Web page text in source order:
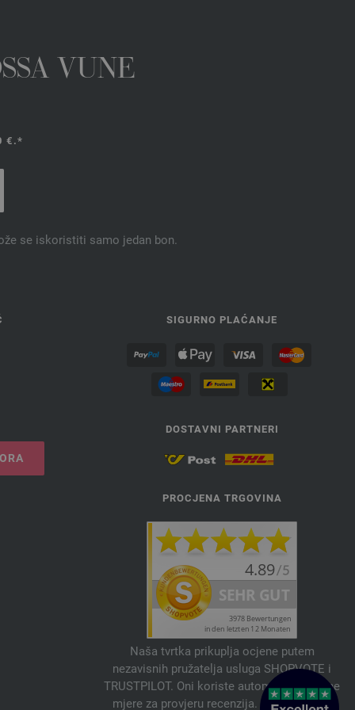
VUNE
€.*
se iskoristiti samo jedan bon.
SIGURNO PLAĆANJE
DOSTAVNI PARTNERI
PROCJENA TRGOVINA
Naša tvrtka prikuplja ocjene putem
nezavisnih pružatelja usluga SHOPVOTE i
TRUSTPILOT. Oni koriste automatske i ručne
mjere za provjeru recenzija. Informacije o